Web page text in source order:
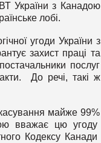
України з Канадою
лобі.
угоди України з
захист праці та
послуг
До речі, такі ж
майже 99%
вважає цю угоду
Кодексу Канади